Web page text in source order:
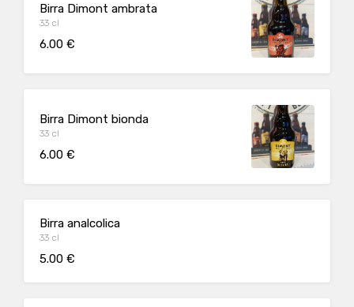
Birra Dimont ambrata
33 cl
6.00 €
Birra Dimont bionda
33 cl
6.00 €
Birra analcolica
33 cl
5.00 €